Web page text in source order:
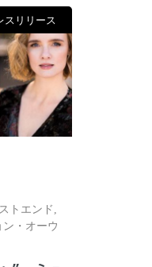
スリリース
トエンド
ン・オーウ